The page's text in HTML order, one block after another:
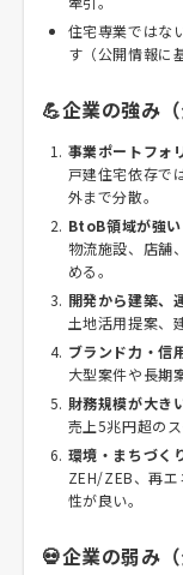
住宅専業ではな
す（公開情報に
💪企業の強み
事業ポートフォ
戸建住宅依存で
外まで分散。
BtoB領域が強い
物流施設、店舗
める。
開発から建築、
土地活用提案、
ブランド力・信
大型案件や長期
財務規模が大き
売上5兆円超の
環境・まちづく
ZEH/ZEB、再
性が良い。
💀企業の弱み